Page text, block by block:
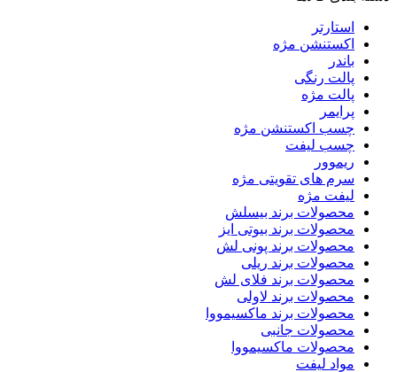
استارتر
اکستنشن مژه
باندر
پالت رنگی
پالت مژه
پرایمر
چسب اکستنشن مژه
چسب لیفت
ریموور
سرم های تقویتی مژه
لیفت مژه
محصولات برند بیسلش
محصولات برند بیوتی ایز
محصولات برند پونی لش
محصولات برند ریلی
محصولات برند فلای لش
محصولات برند لاولی
محصولات برند ماکسیمووا
محصولات جانبی
محصولات ماکسیمووا
مواد لیفت